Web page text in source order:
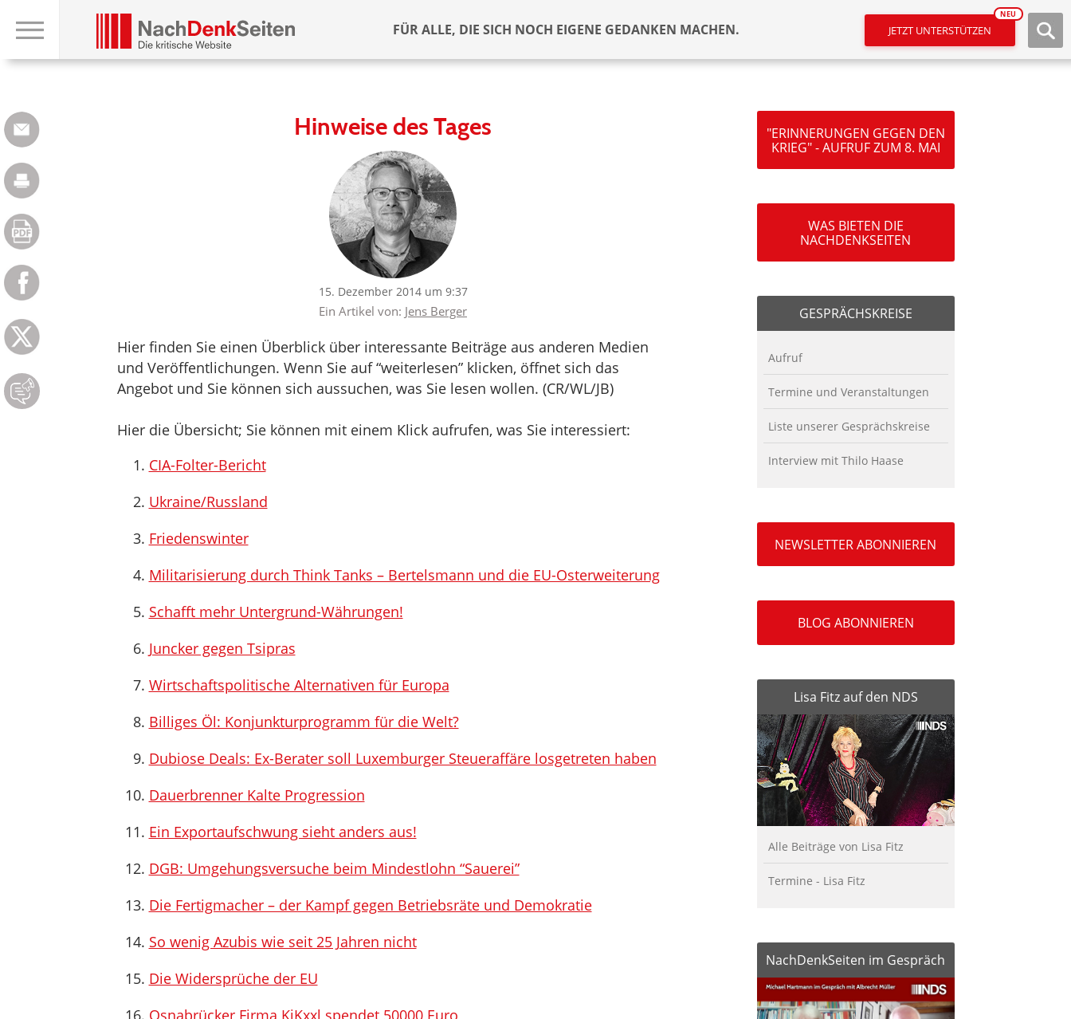
FÜR ALLE, DIE SICH NOCH EIGENE GEDANKEN MACHEN. JETZT UNTERSTÜTZEN
NEU
Hinweise des Tages
15. Dezember 2014 um 9:37
Ein Artikel von: Jens Berger
Hier finden Sie einen Überblick über interessante Beiträge aus anderen Medien
und Veröffentlichungen. Wenn Sie auf “weiterlesen” klicken, öffnet sich das
Angebot und Sie können sich aussuchen, was Sie lesen wollen. (CR/WL/JB)
Hier die Übersicht; Sie können mit einem Klick aufrufen, was Sie interessiert:
CIA-Folter-Bericht
Ukraine/Russland
Friedenswinter
Militarisierung durch Think Tanks – Bertelsmann und die EU-Osterweiterung
Schafft mehr Untergrund-Währungen!
Juncker gegen Tsipras
Wirtschaftspolitische Alternativen für Europa
Billiges Öl: Konjunkturprogramm für die Welt?
Dubiose Deals: Ex-Berater soll Luxemburger Steueraffäre losgetreten haben
Dauerbrenner Kalte Progression
Ein Exportaufschwung sieht anders aus!
DGB: Umgehungsversuche beim Mindestlohn “Sauerei”
Die Fertigmacher – der Kampf gegen Betriebsräte und Demokratie
So wenig Azubis wie seit 25 Jahren nicht
Die Widersprüche der EU
Osnabrücker Firma KiKxxl spendet 50000 Euro
"ERINNERUNGEN GEGEN DEN
KRIEG" - AUFRUF ZUM 8. MAI
WAS BIETEN DIE
NACHDENKSEITEN
GESPRÄCHSKREISE
Aufruf
Termine und Veranstaltungen
Liste unserer Gesprächskreise
Interview mit Thilo Haase
NEWSLETTER ABONNIEREN
BLOG ABONNIEREN
Lisa Fitz auf den NDS
Alle Beiträge von Lisa Fitz
Termine - Lisa Fitz
NachDenkSeiten im Gespräch